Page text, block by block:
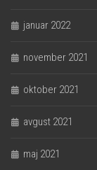
januar 2022
november 2021
oktober 2021
avgust 2021
maj 2021